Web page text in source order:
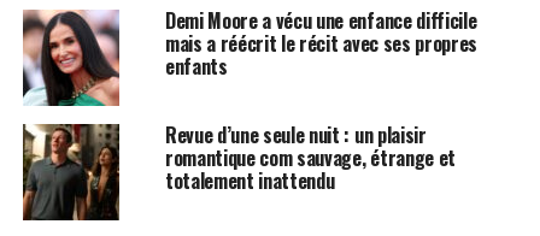
Demi Moore a vécu une enfance difficile
mais a réécrit le récit avec ses propres
enfants
Revue d’une seule nuit : un plaisir
romantique com sauvage, étrange et
totalement inattendu